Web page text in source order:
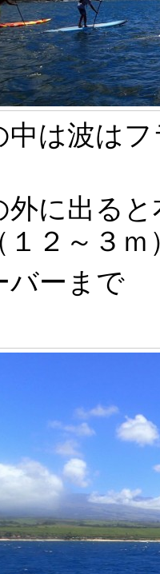
中は波は
外に出る
１２～３
バーまで